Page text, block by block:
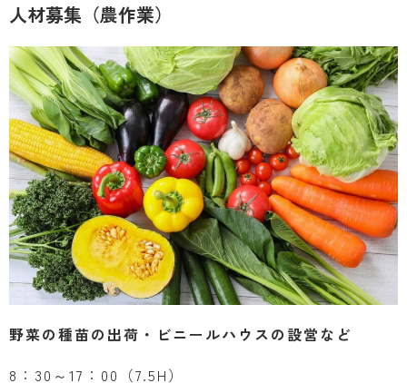
人材募集（農作業）
野菜の種苗の出荷・ビニールハウスの設営など
8：30～17：00（7.5H）